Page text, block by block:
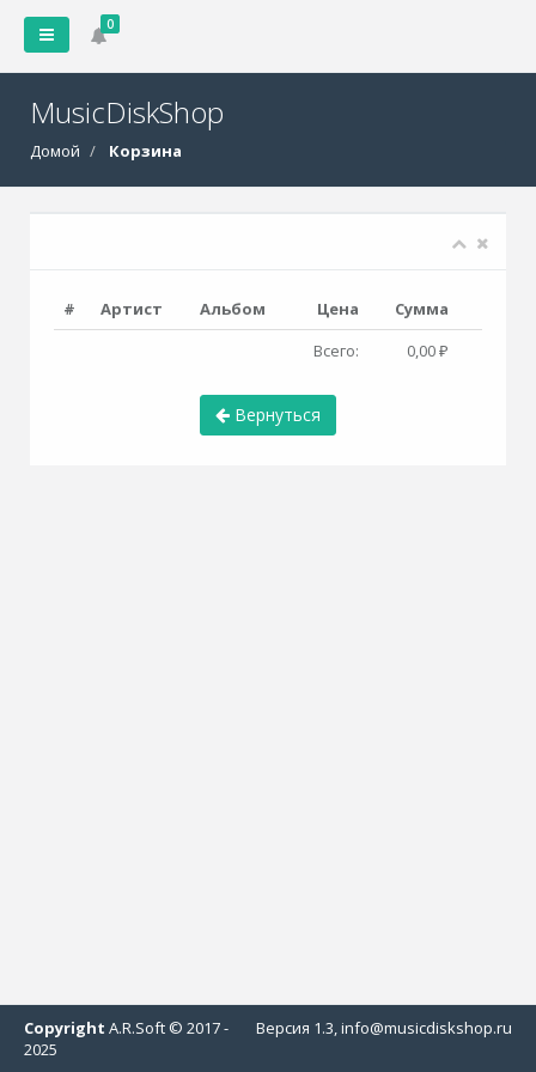
0
MusicDiskShop
Домой Корзина
# Артист Альбом Цена
Сумма
Всего:
0,00 ₽
Вернуться
Версия 1.3, info@musicdiskshop.ru
Copyright A.R.Soft © 2017 -
2025